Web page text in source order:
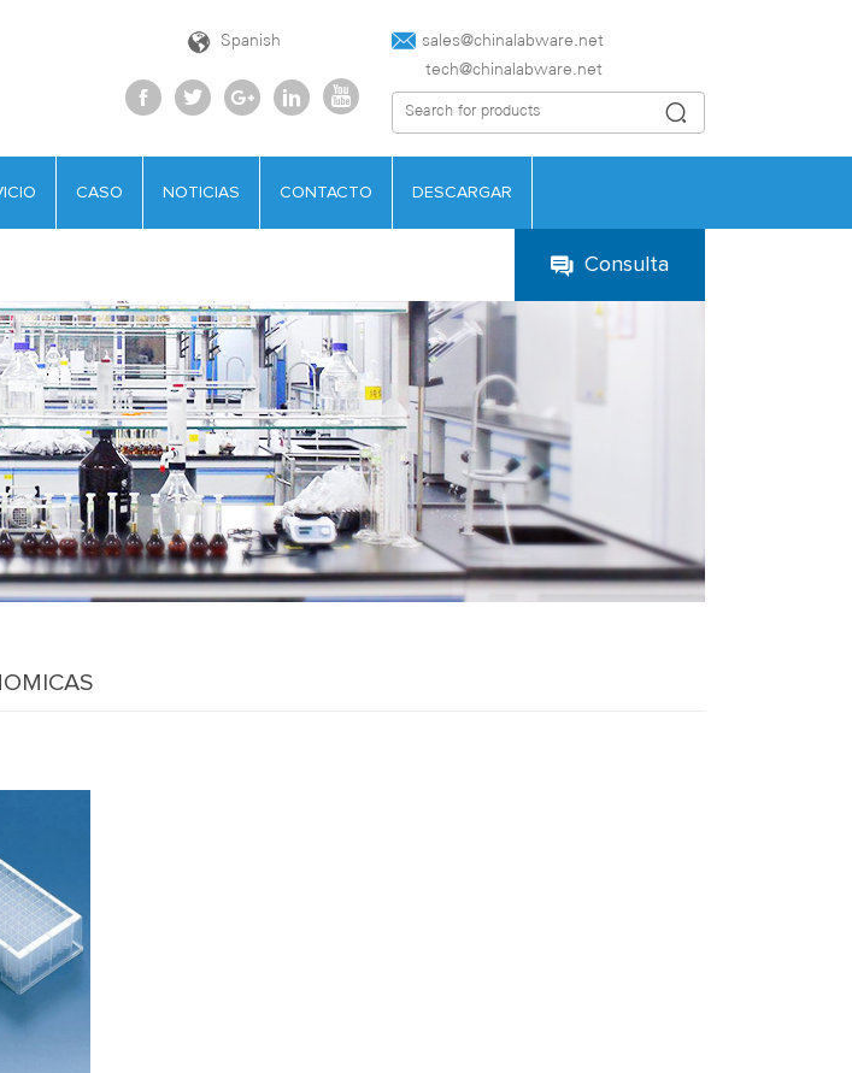
Spanish
sales@chinalabware.net‍
tech@chinalabware.net
CASO NOTICIAS CONTACTO DESCARGAR
Consulta